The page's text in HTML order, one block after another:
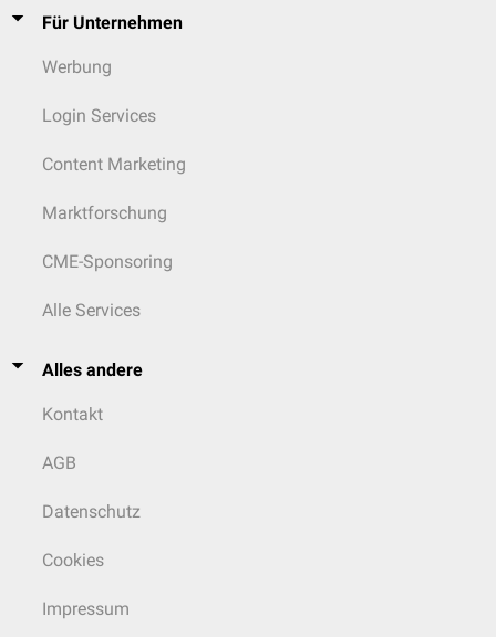
Für Unternehmen
Werbung
Login Services
Content Marketing
Marktforschung
CME-Sponsoring
Alle Services
Alles andere
Kontakt
AGB
Datenschutz
Cookies
Impressum